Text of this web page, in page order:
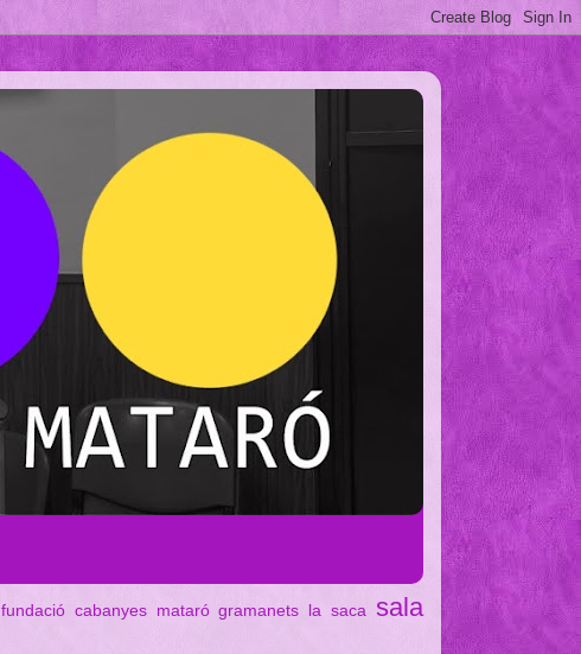
fundació cabanyes mataró gramanets la saca
sala